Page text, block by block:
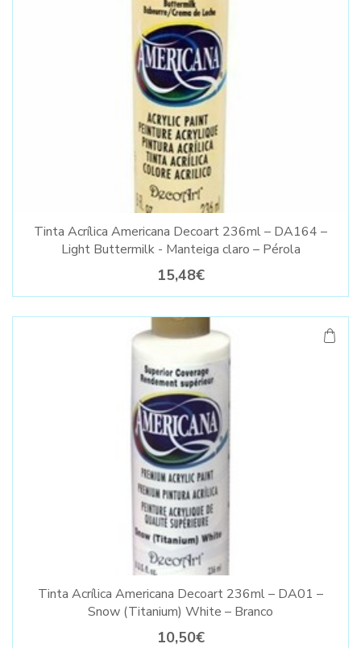
Tinta Acrílica Americana Decoart 236ml – DA164 –
Light Buttermilk - Manteiga claro – Pérola
15,48€
Tinta Acrílica Americana Decoart 236ml – DA01 –
Snow (Titanium) White – Branco
10,50€